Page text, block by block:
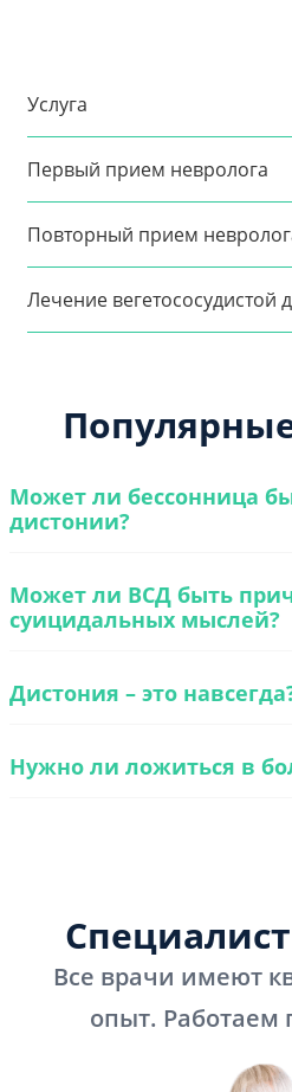
Услуга
Первый прием невролога
Повторный прием
Лечение вегетососудистой
Может ли бессонница
дистонии?
Может ли ВСД быть
суицидальных мыслей?
Дистония – это
Нужно ли ложиться в
Все врачи имеют
опыт. Работаем